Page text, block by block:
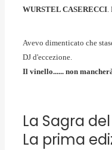
WURSTEL CASERECCI.
Avevo dimenticato che
DJ d'eccezione.
Il vinello...... non
La Sagra
La prima